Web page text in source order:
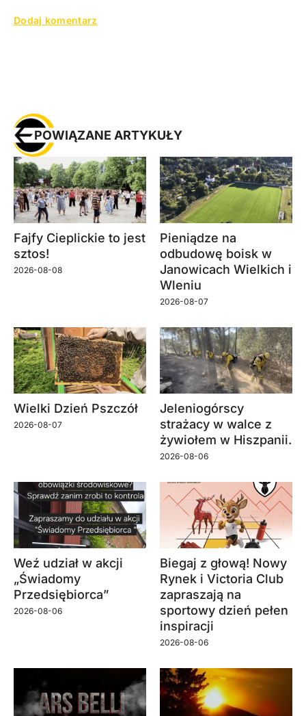
POWIĄZANE ARTYKUŁY
Fajfy Cieplickie to jest
sztos!
2026-08-08
Pieniądze na
odbudowę boisk w
Janowicach Wielkich i
Wleniu
2026-08-07
Wielki Dzień Pszczół
2026-08-07
Jeleniogórscy
strażacy w walce z
żywiołem w Hiszpanii.
2026-08-06
Weź udział w akcji
„Świadomy
Przedsiębiorca”
2026-08-06
Biegaj z głową! Nowy
Rynek i Victoria Club
zapraszają na
sportowy dzień pełen
inspiracji
2026-08-06